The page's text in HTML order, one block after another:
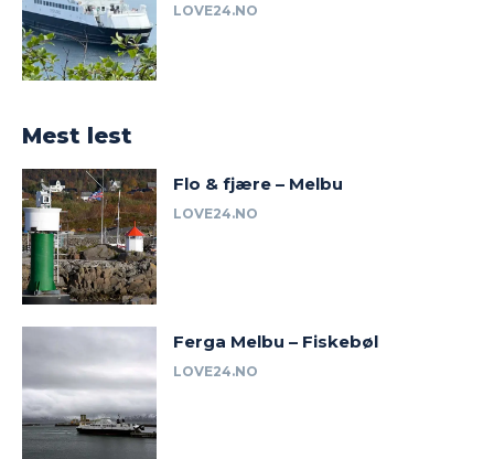
LOVE24.NO
Mest lest
Flo & fjære – Melbu
LOVE24.NO
Ferga Melbu – Fiskebøl
LOVE24.NO